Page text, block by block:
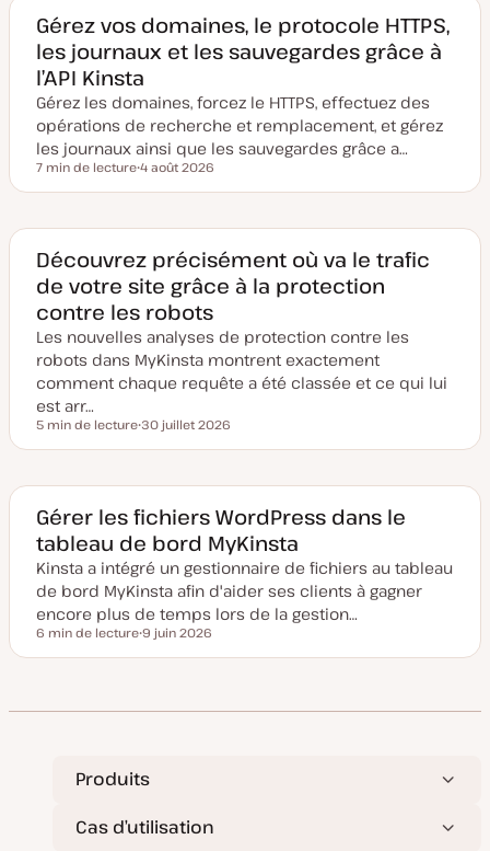
Gérez vos domaines, le protocole HTTPS,
les journaux et les sauvegardes grâce à
l’API Kinsta
Gérez les domaines, forcez le HTTPS, effectuez des
opérations de recherche et remplacement, et gérez
les journaux ainsi que les sauvegardes grâce a…
Temps de lecture
7 min de lecture
a
m
i
s
e
à
j
o
u
r
4 août 2026
Découvrez précisément où va le trafic
de votre site grâce à la protection
contre les robots
Les nouvelles analyses de protection contre les
robots dans MyKinsta montrent exactement
comment chaque requête a été classée et ce qui lui
est arr…
Temps de lecture
5 min de lecture
a
e
m
i
s
e
à
j
o
u
r
30 juillet 2026
Gérer les fichiers WordPress dans le
tableau de bord MyKinsta
Kinsta a intégré un gestionnaire de fichiers au tableau
de bord MyKinsta afin d'aider ses clients à gagner
encore plus de temps lors de la gestion…
Temps de lecture
6 min de lecture
a
e
e
à
u
9 juin 2026
Produits
Cas d’utilisation